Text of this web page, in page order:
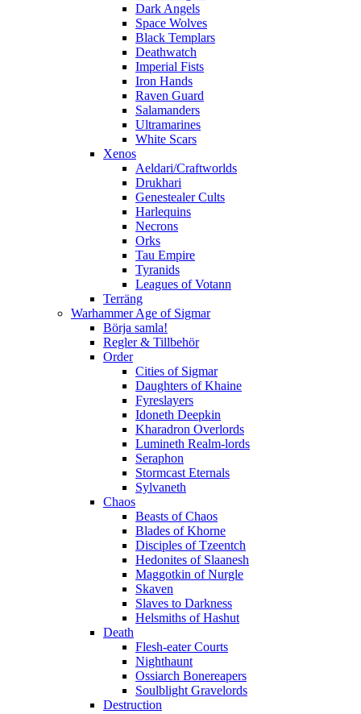
Dark Angels
Space Wolves
Black Templars
Deathwatch
Imperial Fists
Iron Hands
Raven Guard
Salamanders
Ultramarines
White Scars
Xenos
Aeldari/Craftworlds
Drukhari
Genestealer Cults
Harlequins
Necrons
Orks
Tau Empire
Tyranids
Leagues of Votann
Terräng
Warhammer Age of Sigmar
Börja samla!
Regler & Tillbehör
Order
Cities of Sigmar
Daughters of Khaine
Fyreslayers
Idoneth Deepkin
Kharadron Overlords
Lumineth Realm-lords
Seraphon
Stormcast Eternals
Sylvaneth
Chaos
Beasts of Chaos
Blades of Khorne
Disciples of Tzeentch
Hedonites of Slaanesh
Maggotkin of Nurgle
Skaven
Slaves to Darkness
Helsmiths of Hashut
Death
Flesh-eater Courts
Nighthaunt
Ossiarch Bonereapers
Soulblight Gravelords
Destruction